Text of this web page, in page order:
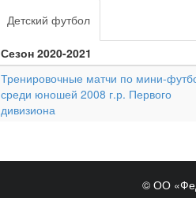
Детский футбол
Сезон 2020-2021
Тренировочные матчи по мини-
среди юношей 2008 г.р. Первого
дивизиона
© ОО